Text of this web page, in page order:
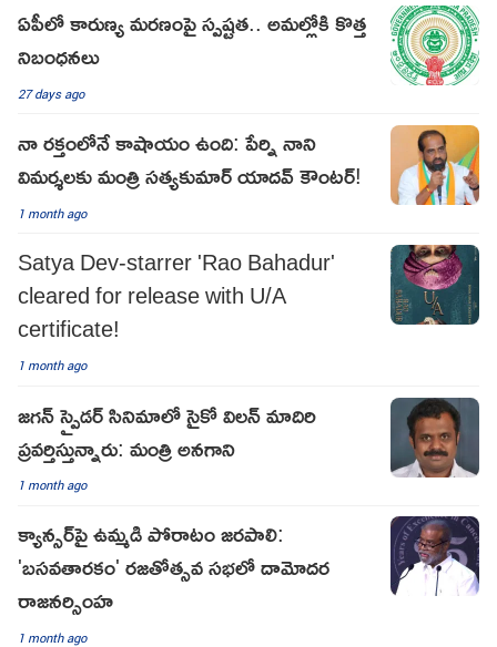
ఏపీలో కారుణ్య మరణంపై స్పష్టత.. అమల్లోకి కొత్త
నిబంధనలు
27 days ago
నా రక్తంలోనే కాషాయం ఉంది: పేర్ని నాని
విమర్శలకు మంత్రి సత్యకుమార్ యాదవ్ కౌంటర్!
1 month ago
Satya Dev-starrer 'Rao Bahadur'
cleared for release with U/A
certificate!
1 month ago
జగన్ స్పైడర్ సినిమాలో సైకో విలన్ మాదిరి
ప్రవర్తిస్తున్నారు: మంత్రి అనగాని
1 month ago
క్యాన్సర్‌పై ఉమ్మడి పోరాటం జరపాలి:
'బసవతారకం' రజతోత్సవ సభలో దామోదర
రాజనర్సింహ
1 month ago